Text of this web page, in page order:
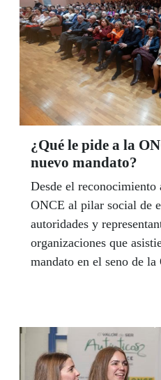
proyectos de
empresas de la
personas con
¿Qué le pide a la
nuevo mandato?
Desde el
ONCE al pilar social de
autoridades y
organizaciones que
mandato en el seno de
igualdad y los derechos
discapacidad en España.